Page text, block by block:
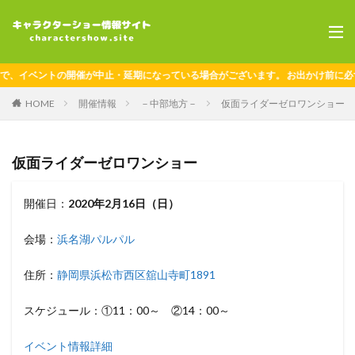
ントの開催が中止・延期になっている場合がございます。 お出かけ前に必ず
HOME 開催情報 －中部地方－ 仮面ライダーゼロワンショー
仮面ライダーゼロワンショー
開催日： 2020年2月16日（日）
会場： 浜名湖パルパル
住所： 静岡県浜松市西区舘山寺町1891
スケジュール：①11：00～ ②14：00～
イベント情報詳細